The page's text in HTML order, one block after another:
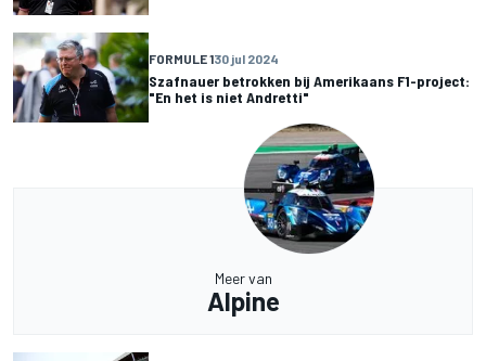
FORMULE 130 jul 2024
Szafnauer betrokken bij Amerikaans F1-project:
"En het is niet Andretti"
Meer van
Alpine